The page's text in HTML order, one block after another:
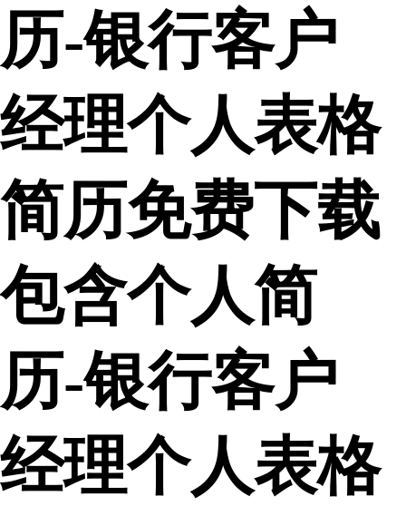
历-银行客户
经理个人表格
简历免费下载
包含个人简
历-银行客户
经理个人表格